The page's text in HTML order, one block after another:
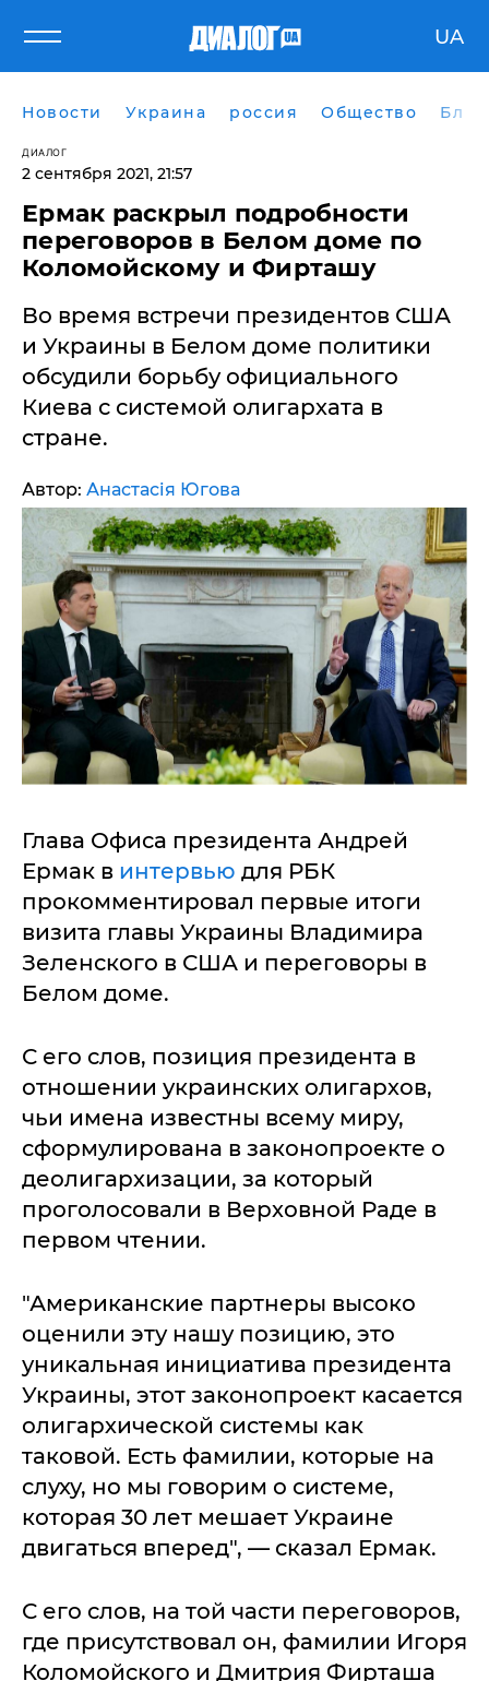
UA
Новости Украина россия Общество
ДИАЛОГ
2 сентября 2021, 21:57
Ермак раскрыл подробности
переговоров в Белом доме по
Коломойскому и Фирташу
Во время встречи президентов США
и Украины в Белом доме политики
обсудили борьбу официального
Киева с системой олигархата в
стране.
Автор: Анастасія Югова
Глава Офиса президента Андрей
Ермак в интервью для РБК
прокомментировал первые итоги
визита главы Украины Владимира
Зеленского в США и переговоры в
Белом доме.
С его слов, позиция президента в
отношении украинских олигархов,
чьи имена известны всему миру,
сформулирована в законопроекте о
деолигархизации, за который
проголосовали в Верховной Раде в
первом чтении.
"Американские партнеры высоко
оценили эту нашу позицию, это
уникальная инициатива президента
Украины, этот законопроект касается
олигархической системы как
таковой. Есть фамилии, которые на
слуху, но мы говорим о системе,
которая 30 лет мешает Украине
двигаться вперед", — сказал Ермак.
С его слов, на той части переговоров,
где присутствовал он, фамилии Игоря
Коломойского и Дмитрия Фирташа